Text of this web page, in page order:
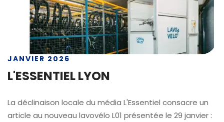
JANVIER 2026
L'ESSENTIEL LYON
La déclinaison locale du média L'Essentiel consacre un
article au nouveau lavovélo L01 présentée le 29 janvier :